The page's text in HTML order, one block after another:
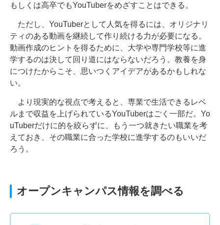
もしくは高卒でもYouTuberをめざすことはできる。
ただし、YouTuberとして人気を得るには、オリジナリ
ティのある動画を継続して作り続ける力が必要になる。
動画作成のヒントを得るために、大学や専門学校等に進
学するのは決して回り道にはならないだろう。教養を身
につけたからこそ、思いつくアイデアがあるかもしれな
い。
より現実的な視点で考えると、専業で生活できるレベ
ルまで収益を上げられているYouTuberはごく一部だ。Yo
uTuberだけに的を絞らずに、もう一つ就きたい職業を考
えておき、その職業に合った学校に進学するのもいいだ
ろう。
オープンキャンパス情報を調べる